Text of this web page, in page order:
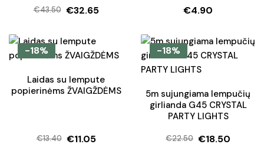
€43.50
Original
was:
€43.50.
€32.65
Current
is:
€32.65.
€4.90
-18%
Laidas su lempute
popierinėms ŽVAIGŽDĖMS
€13.40
Original
€11.05
Current
-18%
5m sujungiama lempučių
girlianda G45 CRYSTAL
PARTY LIGHTS
€22.50
Original
€18.50
Current